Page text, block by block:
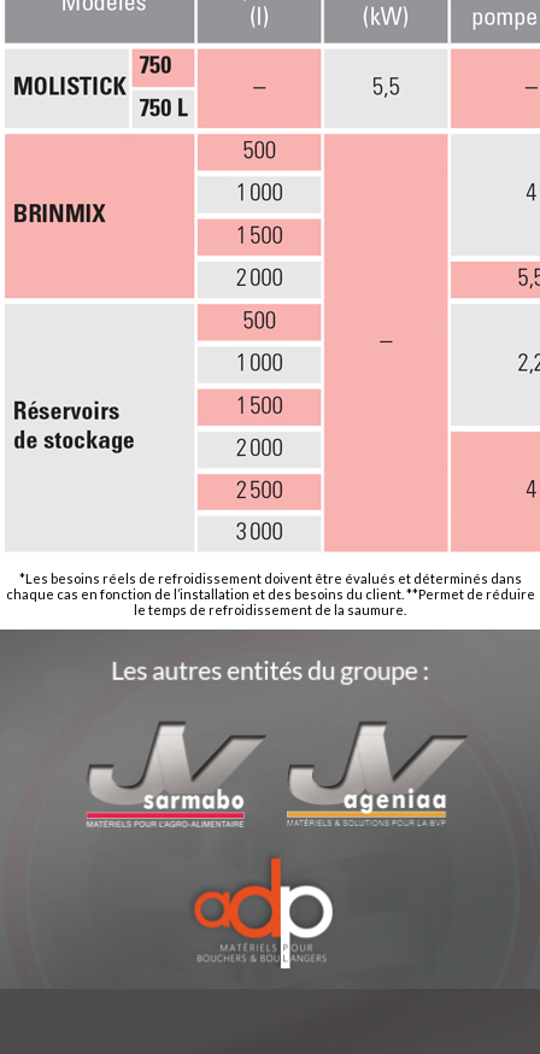
*Les besoins réels de refroidissement doivent être évalués et déterminés dans
chaque cas en fonction de l’installation et des besoins du client. **Permet de réduire
le temps de refroidissement de la saumure.